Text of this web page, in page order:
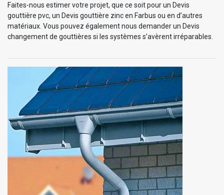
Faites-nous estimer votre projet, que ce soit pour un Devis
gouttière pvc, un Devis gouttière zinc en Farbus ou en d’autres
matériaux. Vous pouvez également nous demander un Devis
changement de gouttières si les systèmes s’avèrent irréparables.